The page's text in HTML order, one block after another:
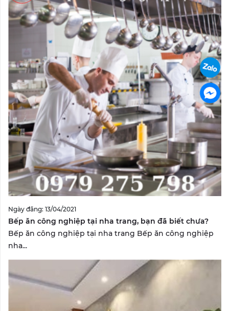
Ngày đăng: 13/04/2021
Bếp ăn công nghiệp tại nha trang, bạn đã biết chưa?
Bếp ăn công nghiệp tại nha trang Bếp ăn công nghiệp
nha...